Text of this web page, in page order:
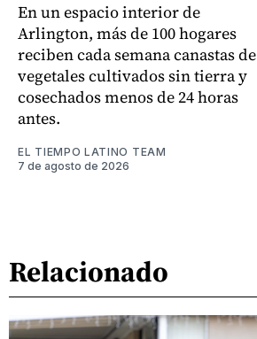
En un espacio interior de
Arlington, más de 100 hogares
reciben cada semana canastas de
vegetales cultivados sin tierra y
cosechados menos de 24 horas
antes.
EL TIEMPO LATINO TEAM
7 de agosto de 2026
Relacionado